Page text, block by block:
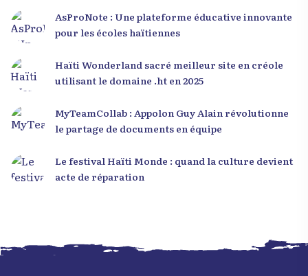
AsProNote : Une plateforme éducative innovante
pour les écoles haïtiennes
Haïti Wonderland sacré meilleur site en créole
utilisant le domaine .ht en 2025
MyTeamCollab : Appolon Guy Alain révolutionne
le partage de documents en équipe
Le festival Haïti Monde : quand la culture devient
acte de réparation